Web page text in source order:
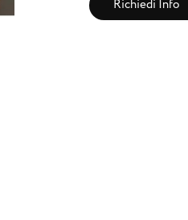
Richiedi Info